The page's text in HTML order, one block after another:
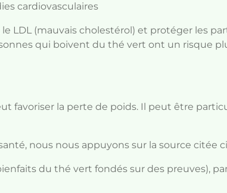
cardiovasculaires
LDL (mauvais cholestérol) et protéger les
qui boivent du thé vert ont un risque
favoriser la perte de poids. Il peut être
nous nous appuyons sur la source citée
du thé vert fondés sur des preuves),